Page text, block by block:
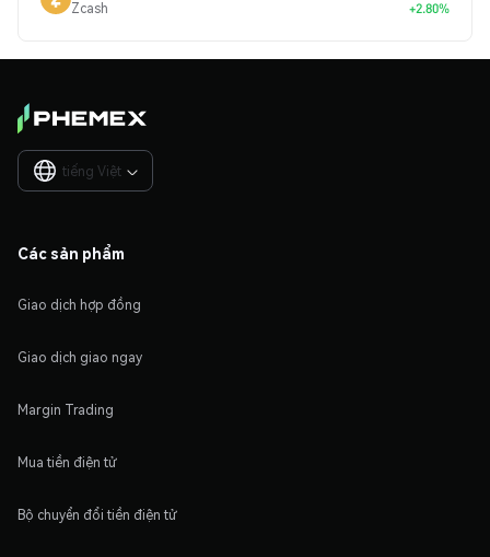
Zcash +2.80%
tiếng Việt 
Các sản phẩm
Giao dịch hợp đồng
Giao dịch giao ngay
Margin Trading
Mua tiền điện tử
Bộ chuyển đổi tiền điện tử